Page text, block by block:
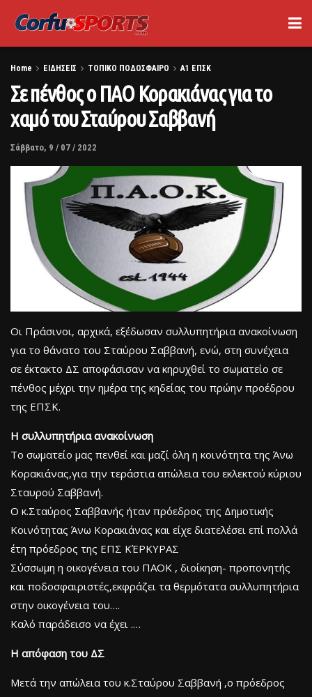
Home ΕΙΔΗΣΕΙΣ ΤΟΠΙΚΟ ΠΟΔΟΣΦΑΙΡΟ Α1 ΕΠΣΚ
Σε πένθος ο ΠΑΟ Κορακιάνας για το
χαμό του Σταύρου Σαββανή
Σάββατο, 9 / 07 / 2022
Οι Πράσινοι, αρχικά, εξέδωσαν συλλυπητήρια ανακοίνωση
για το θάνατο του Σταύρου Σαββανή, ενώ, στη συνέχεια
σε έκτακτο ΔΣ αποφάσισαν να κηρυχθεί το σωματείο σε
πένθος μέχρι την ημέρα της κηδείας του πρώην προέδρου
της ΕΠΣΚ.
Η συλλυπητήρια ανακοίνωση
Το σωματείο μας πενθεί και μαζί όλη η κοινότητα της Άνω
Κορακιάνας,για την τεράστια απώλεια του εκλεκτού κύριου
Σταυρού Σαββανή.
Ο κ.Σταύρος Σαββανής ήταν πρόεδρος της Δημοτικής
Κοινότητας Άνω Κορακιάνας και είχε διατελέσει επί πολλά
έτη πρόεδρος της ΕΠΣ ΚΈΡΚΥΡΑΣ
Σύσσωμη η οικογένεια του ΠΑΟΚ , διοίκηση- προπονητής
και ποδοσφαιριστές,εκφράζει τα θερμότατα συλλυπητήρια
στην οικογένεια του….
Καλό παράδεισο να έχει .…
Η απόφαση του ΔΣ
Μετά την απώλεια του κ.Σταύρου Σαββανή ,ο πρόεδρος